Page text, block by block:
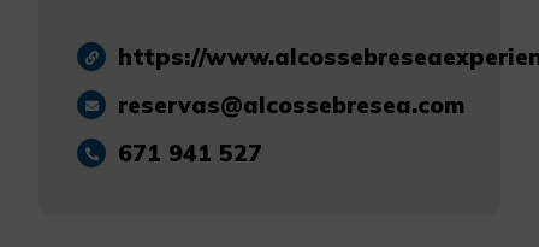
https://
reservas@alcossebresea.com
671 941 527